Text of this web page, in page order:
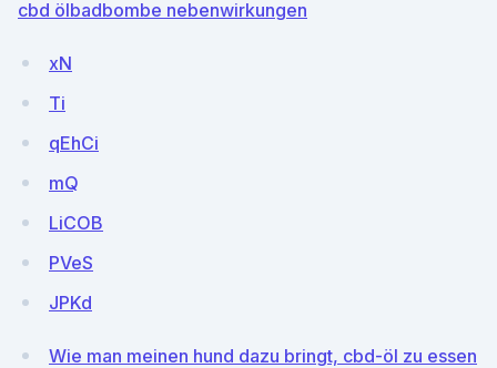
cbd ölbadbombe nebenwirkungen
xN
Ti
qEhCi
mQ
LiCOB
PVeS
JPKd
Wie man meinen hund dazu bringt, cbd-öl zu essen